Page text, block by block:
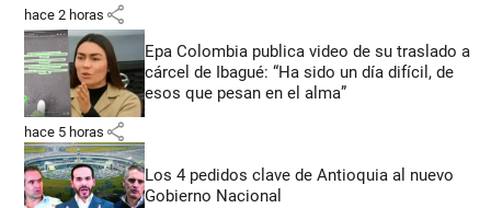
hace 2 horas share
Epa Colombia publica video de su traslado a
cárcel de Ibagué: “Ha sido un día difícil, de
esos que pesan en el alma”
hace 5 horas share
Los 4 pedidos clave de Antioquia al nuevo
Gobierno Nacional